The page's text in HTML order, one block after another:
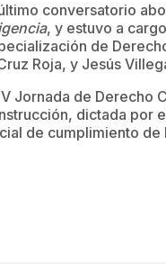
conversatorio
, y estuvo a
de
Roja, y Jesús
V Jornada de Derecho
dictada por
de cumplimiento de